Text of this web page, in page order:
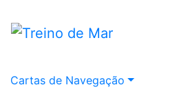
Cartas de Navegação